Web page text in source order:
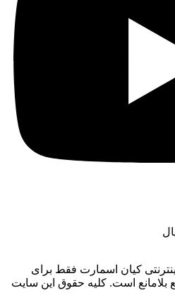
کیان اسمارت فقط برای
بلامانع است. کليه حقوق اين سايت